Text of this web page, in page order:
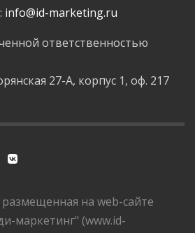
info@id-marketing.ru
ответственностью
27-А, корпус 1, оф. 217
на web-сайте
маркетинг" (www.id-